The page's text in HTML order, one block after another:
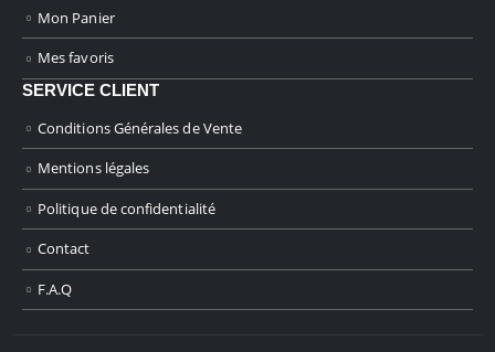
Mon Panier
Mes favoris
SERVICE CLIENT
Conditions Générales de Vente
Mentions légales
Politique de confidentialité
Contact
F.A.Q